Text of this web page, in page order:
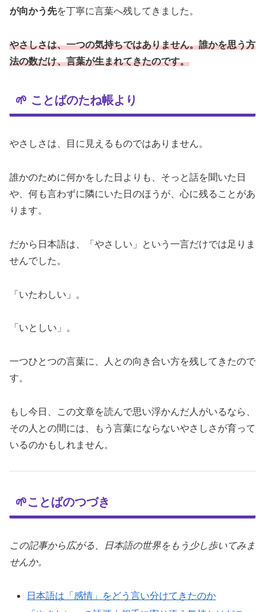
が向かう先を丁寧に言葉へ残してきました。
やさしさは、一つの気持ちではありません。誰かを思う方
法の数だけ、言葉が生まれてきたのです。
🌱 ことばのたね帳より
やさしさは、目に見えるものではありません。
誰かのために何かをした日よりも、そっと話を聞いた日
や、何も言わずに隣にいた日のほうが、心に残ることがあ
ります。
だから日本語は、「やさしい」という一言だけでは足りま
せんでした。
「いたわしい」。
「いとしい」。
一つひとつの言葉に、人との向き合い方を残してきたので
す。
もし今日、この文章を読んで思い浮かんだ人がいるなら、
その人との間には、もう言葉にならないやさしさが育って
いるのかもしれません。
🌱ことばのつづき
この記事から広がる、日本語の世界をもう少し歩いてみま
せんか。
日本語は「感情」をどう言い分けてきたのか